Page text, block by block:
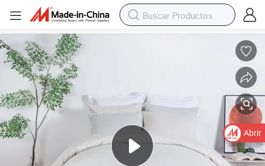
lujo 100% fundas nórdicas
Juego de sábanas de algodón blanco con diseño de bordado de cuerda
Abrir